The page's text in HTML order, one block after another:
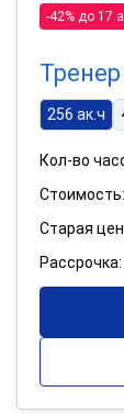
-42% до 17
256 ак.ч
Кол-во
Стоимость:
Старая
Рассрочка: